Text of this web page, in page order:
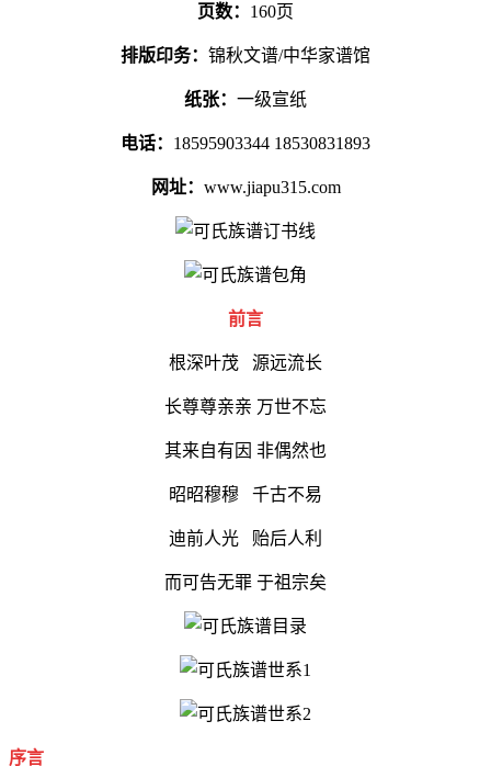
页数： 160页
排版印务： 锦秋文谱/中华家谱馆
纸张： 一级宣纸
电话： 18595903344 18530831893
网址： www.jiapu315.com
前言
根深叶茂 源远流长
长尊尊亲亲 万世不忘
其来自有因 非偶然也
昭昭穆穆 千古不易
迪前人光 贻后人利
而可告无罪 于祖宗矣
序言